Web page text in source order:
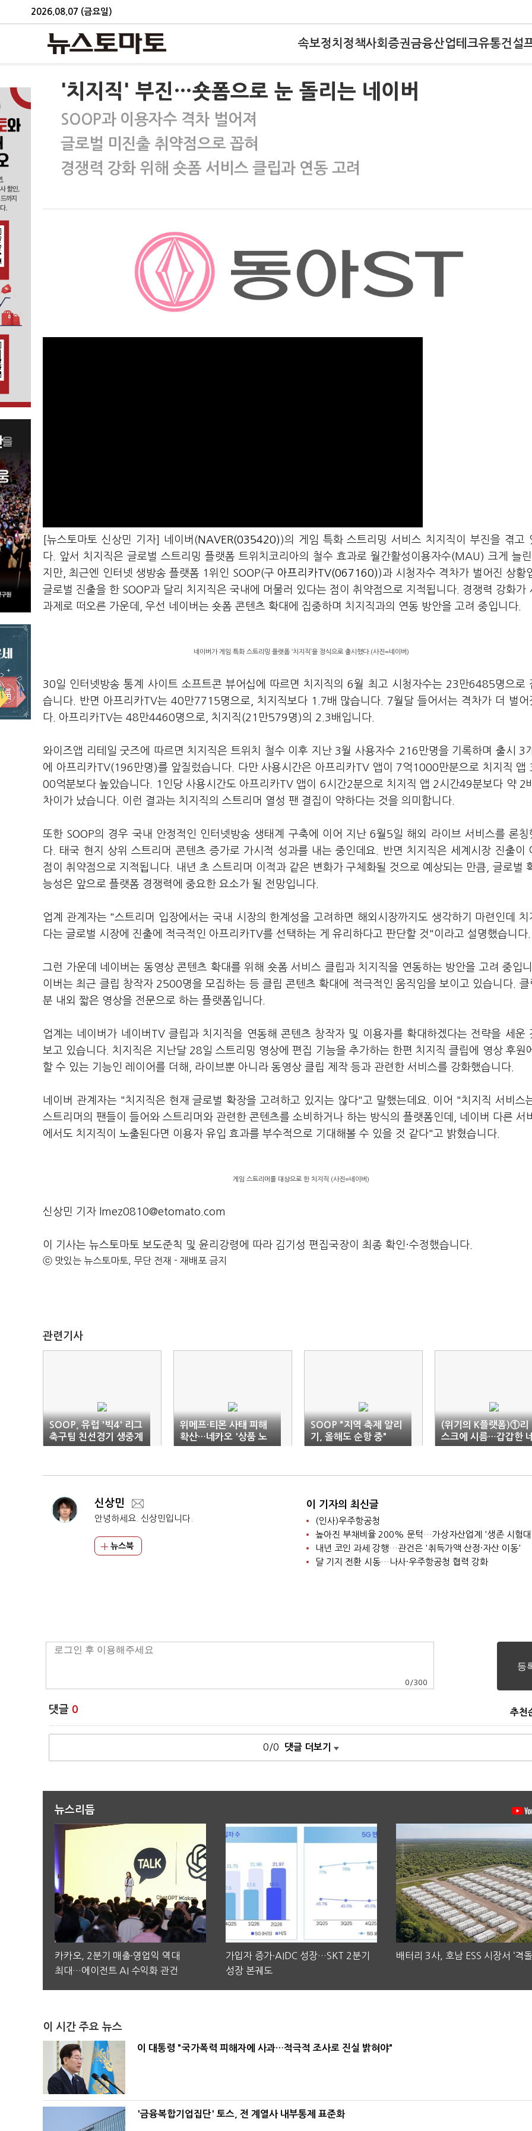
2026.08.07 (금요일)
속보정치 정책사회 증권금융산업테크유통건설
'치지직' 부진…숏폼으로 눈 돌리는 네이버
SOOP과 이용자수 격차 벌어져
글로벌 미진출 취약점으로 꼽혀
경쟁력 강화 위해 숏폼 서비스 클립과 연동 고려
[뉴스토마토 신상민 기자] 네이버( NAVER(035420) )의 게임 특화 스트리밍 서비스 치지직이 부진을 겪고
다. 앞서 치지직은 글로벌 스트리밍 플랫폼 트위치코리아의 철수 효과로 월간활성이용자수(MAU) 크게 늘
지만, 최근엔 인터넷 생방송 플랫폼 1위인 SOOP(구 아프리카TV(067160) )과 시청자수 격차가 벌어진 상황
글로벌 진출을 한 SOOP과 달리 치지직은 국내에 머물러 있다는 점이 취약점으로 지적됩니다. 경쟁력 강화가
과제로 떠오른 가운데, 우선 네이버는 숏폼 콘텐츠 확대에 집중하며 치지직과의 연동 방안을 고려 중입니다.
네이버가 게임 특화 스트리밍 플랫폼 ‘치지직’을 정식으로 출시했다.(사진=네이버)
30일 인터넷방송 통계 사이트 소프트콘 뷰어십에 따르면 치지직의 6월 최고 시청자수는 23만6485명으로
습니다. 반면 아프리카TV는 40만7715명으로, 치지직보다 1.7배 많습니다. 7월달 들어서는 격차가 더 벌어
다. 아프리카TV는 48만4460명으로, 치지직(21만579명)의 2.3배입니다.
와이즈앱 리테일 굿즈에 따르면 치지직은 트위치 철수 이후 지난 3월 사용자수 216만명을 기록하며 출시 3
에 아프리카TV(196만명)를 앞질렀습니다. 다만 사용시간은 아프리카TV 앱이 7억1000만분으로 치지직 앱
00억분보다 높았습니다. 1인당 사용시간도 아프리카TV 앱이 6시간2분으로 치지직 앱 2시간49분보다 약 2
차이가 났습니다. 이런 결과는 치지직의 스트리머 열성 팬 결집이 약하다는 것을 의미합니다.
또한 SOOP의 경우 국내 안정적인 인터넷방송 생태계 구축에 이어 지난 6월5일 해외 라이브 서비스를 론칭
다. 태국 현지 상위 스트리머 콘텐츠 증가로 가시적 성과를 내는 중인데요. 반면 치지직은 세계시장 진출이
점이 취약점으로 지적됩니다. 내년 초 스트리머 이적과 같은 변화가 구체화될 것으로 예상되는 만큼, 글로벌
능성은 앞으로 플랫폼 경쟁력에 중요한 요소가 될 전망입니다.
업계 관계자는 "스트리머 입장에서는 국내 시장의 한계성을 고려하면 해외시장까지도 생각하기 마련인데 치
다는 글로벌 시장에 진출에 적극적인 아프리카TV를 선택하는 게 유리하다고 판단할 것"이라고 설명했습니
그런 가운데 네이버는 동영상 콘텐츠 확대를 위해 숏폼 서비스 클립과 치지직을 연동하는 방안을 고려 중입
이버는 최근 클립 창작자 2500명을 모집하는 등 클립 콘텐츠 확대에 적극적인 움직임을 보이고 있습니다.
분 내외 짧은 영상을 전문으로 하는 플랫폼입니다.
업계는 네이버가 네이버TV 클립과 치지직을 연동해 콘텐츠 창작자 및 이용자를 확대하겠다는 전략을 세운
보고 있습니다. 치지직은 지난달 28일 스트리밍 영상에 편집 기능을 추가하는 한편 치지직 클립에 영상 후원
할 수 있는 기능인 레이어를 더해, 라이브뿐 아니라 동영상 클립 제작 등과 관련한 서비스를 강화했습니다.
네이버 관계자는 "치지직은 현재 글로벌 확장을 고려하고 있지는 않다"고 말했는데요. 이어 "치지직 서비스
스트리머의 팬들이 들어와 스트리머와 관련한 콘텐츠를 소비하거나 하는 방식의 플랫폼인데, 네이버 다른 서
에서도 치지직이 노출된다면 이용자 유입 효과를 부수적으로 기대해볼 수 있을 것 같다"고 밝혔습니다.
게임 스트리머를 대상으로 한 치지직 (사진=네이버)
신상민 기자 lmez0810@etomato.com
이 기사는 뉴스토마토 보도준칙 및 윤리강령에 따라 김기성 편집국장이 최종 확인·수정했습니다.
ⓒ 맛있는 뉴스토마토, 무단 전재 - 재배포 금지
관련기사
SOOP, 유럽 '빅4' 리그
축구팀 친선경기 생중계
위메프·티몬 사태 피해
확산…네카오 '상품 노
출 중단'
SOOP "지역 축제 알리
기, 올해도 순항 중"
(위기의 K플랫폼)①리
스크에 시름…갑갑한
카오
신상민
안녕하세요. 신상민입니다.
뉴스북
이 기자의 최신글
(인사)우주항공청
높아진 부채비율 200% 문턱…가상자산업계 '생존 시험
내년 코인 과세 강행…관건은 '취득가액 산정·자산 이동'
달 기지 전환 시동…나사·우주항공청 협력 강화
0 /300
댓글 0 추천
0/0 댓글 더보기
뉴스리듬
카카오, 2분기 매출·영업익 역대
최대…에이전트 AI 수익화 관건
가입자 증가·AIDC 성장…SKT 2분기
성장 본궤도
배터리 3사, 호남 ESS 시장서 ‘격돌
이 시간 주요 뉴스
이 대통령 "국가폭력 피해자에 사과…적극적 조사로 진실 밝혀야"
'금융복합기업집단' 토스, 전 계열사 내부통제 표준화